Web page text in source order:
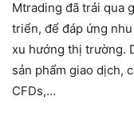
Mtrading đã trải qua
triển, để đáp ứng
xu hướng thị trường.
sản phẩm giao dịch,
CFDs,…